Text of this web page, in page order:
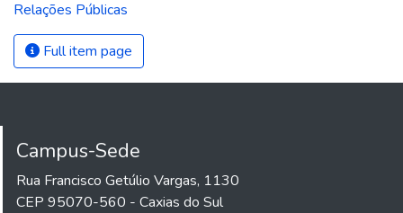
Relações Públicas
Full item page
Campus-Sede
Rua Francisco Getúlio Vargas, 1130
CEP 95070-560 - Caxias do Sul